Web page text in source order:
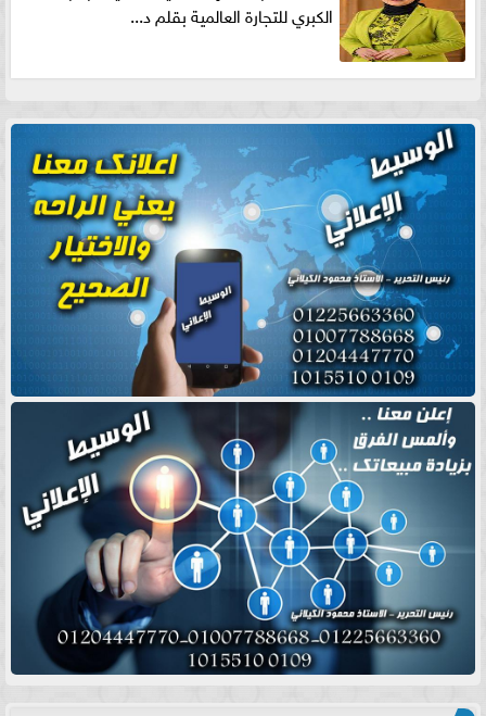
الكبري للتجارة العالمية بقلم د...